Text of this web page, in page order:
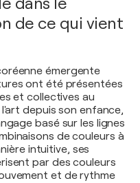
de ce qui vient
émergente
ont été présentées
et collectives au
depuis son enfance,
basé sur les lignes
de couleurs à
intuitive, ses
par des couleurs
et de rythme